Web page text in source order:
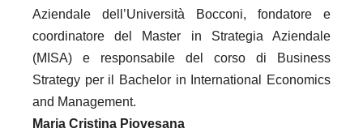
Aziendale dell’Università Bocconi, fondatore e
coordinatore del Master in Strategia Aziendale
(MISA) e responsabile del corso di Business
Strategy per il Bachelor in International Economics
and Management.
Maria Cristina Piovesana